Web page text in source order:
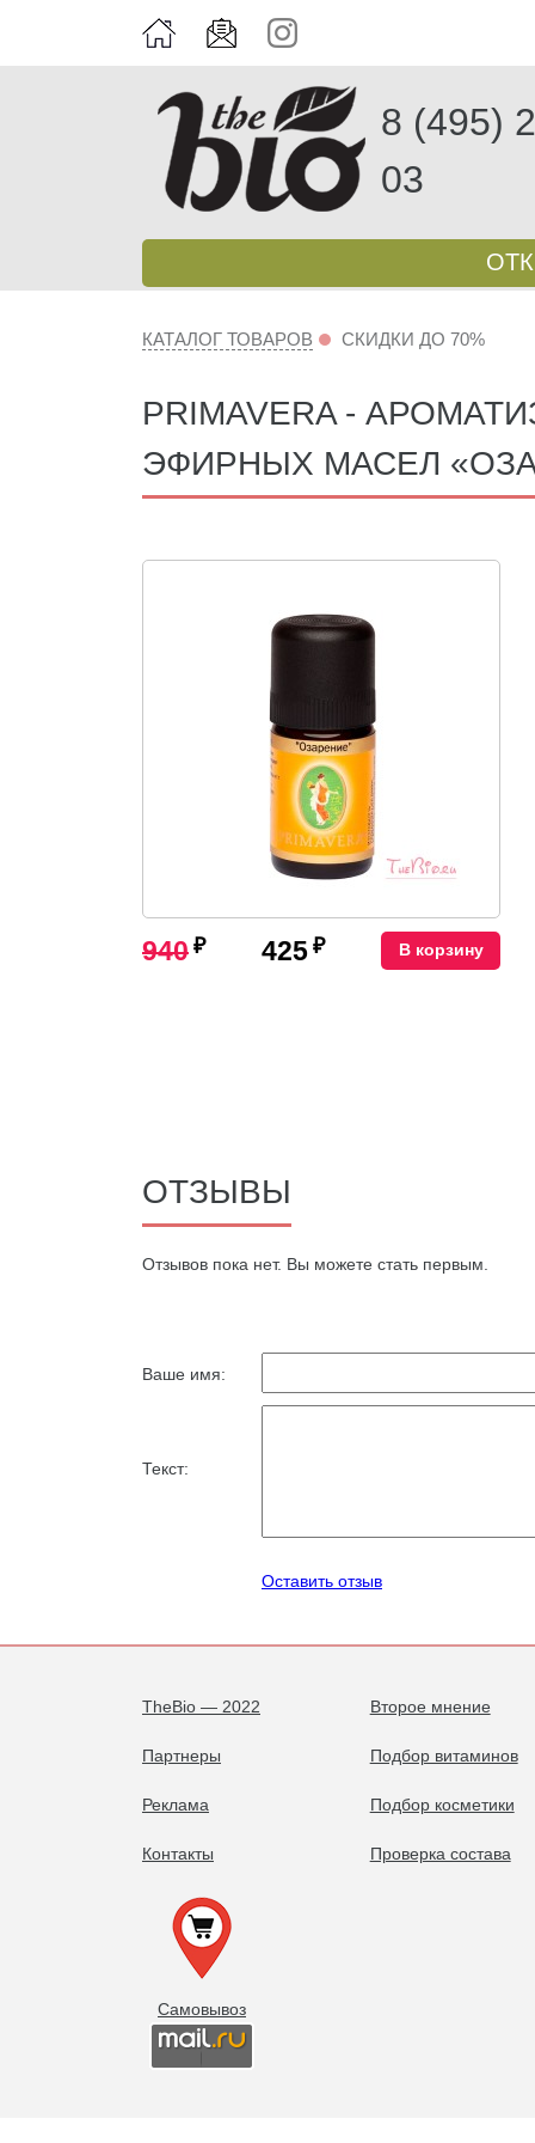
8 (495)
03
КАТАЛОГ ТОВАРОВ СКИДКИ ДО 70%
PRIMAVERA -
ЭФИРНЫХ МАСЕЛ
940 ₽ 425 ₽ В корзину
ОТЗЫВЫ
Oтзывов пока нет. Вы можете стать первым.
Ваше имя:
Текст:
Оставить отзыв
TheBio — 2022
Партнеры
Реклама
Контакты
Второе мнение
Подбор витаминов
Подбор косметики
Проверка состава
Самовывоз